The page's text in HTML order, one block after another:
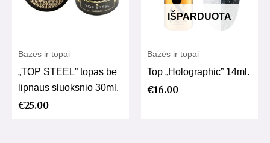
Bazės ir topai
„TOP STEEL” topas be
lipnaus sluoksnio 30ml.
€25.00
IŠPARDUOTA
Bazės ir topai
Top „Holographic” 14ml.
€16.00